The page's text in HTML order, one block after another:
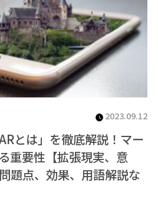
2023.09.12
とは」を徹底解説！マー
重要性【拡張現実、意
題点、効果、用語解説な